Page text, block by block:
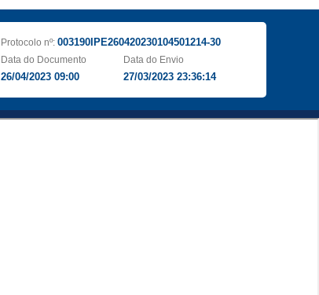
Protocolo nº: 003190IPE260420230104501214-30
Data do Documento
26/04/2023 09:00
Data do Envio
27/03/2023 23:36:14